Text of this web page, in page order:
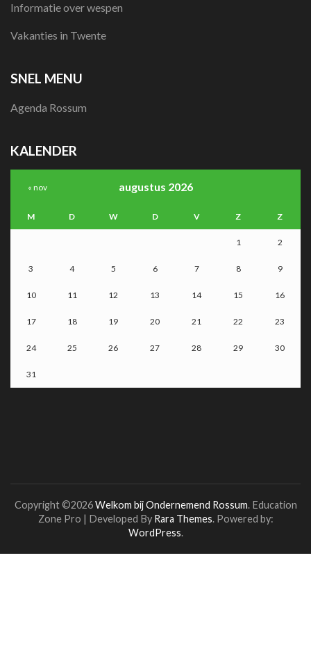
Informatie over wespen
Vakanties in Twente
SNEL MENU
Agenda Rossum
KALENDER
augustus 2026
M D W D V Z Z
1 2
3 4 5 6 7 8 9
10 11 12 13 14 15 16
17 18 19 20 21 22 23
24 25 26 27 28 29 30
31
« nov
Copyright ©2026Welkom bij Ondernemend Rossum.Education
Zone Pro | Developed By Rara Themes. Powered by:
WordPress.